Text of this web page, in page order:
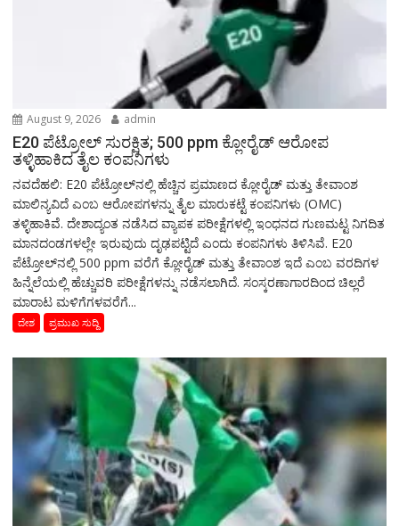
August 9, 2026 admin
E20 ಪೆಟ್ರೋಲ್ ಸುರಕ್ಷಿತ; 500 ppm ಕ್ಲೋರೈಡ್ ಆರೋಪ
ತಳ್ಳಿಹಾಕಿದ ತೈಲ ಕಂಪನಿಗಳು
ನವದೆಹಲಿ: E20 ಪೆಟ್ರೋಲ್‌ನಲ್ಲಿ ಹೆಚ್ಚಿನ ಪ್ರಮಾಣದ ಕ್ಲೋರೈಡ್ ಮತ್ತು ತೇವಾಂಶ
ಮಾಲಿನ್ಯವಿದೆ ಎಂಬ ಆರೋಪಗಳನ್ನು ತೈಲ ಮಾರುಕಟ್ಟೆ ಕಂಪನಿಗಳು (OMC)
ತಳ್ಳಿಹಾಕಿವೆ. ದೇಶಾದ್ಯಂತ ನಡೆಸಿದ ವ್ಯಾಪಕ ಪರೀಕ್ಷೆಗಳಲ್ಲಿ ಇಂಧನದ ಗುಣಮಟ್ಟ ನಿಗದಿತ
ಮಾನದಂಡಗಳಲ್ಲೇ ಇರುವುದು ದೃಢಪಟ್ಟಿದೆ ಎಂದು ಕಂಪನಿಗಳು ತಿಳಿಸಿವೆ. E20
ಪೆಟ್ರೋಲ್‌ನಲ್ಲಿ 500 ppm ವರೆಗೆ ಕ್ಲೋರೈಡ್ ಮತ್ತು ತೇವಾಂಶ ಇದೆ ಎಂಬ ವರದಿಗಳ
ಹಿನ್ನೆಲೆಯಲ್ಲಿ ಹೆಚ್ಚುವರಿ ಪರೀಕ್ಷೆಗಳನ್ನು ನಡೆಸಲಾಗಿದೆ. ಸಂಸ್ಕರಣಾಗಾರದಿಂದ ಚಿಲ್ಲರೆ
ಮಾರಾಟ ಮಳಿಗೆಗಳವರೆಗೆ...
ದೇಶ ಪ್ರಮುಖ ಸುದ್ದಿ